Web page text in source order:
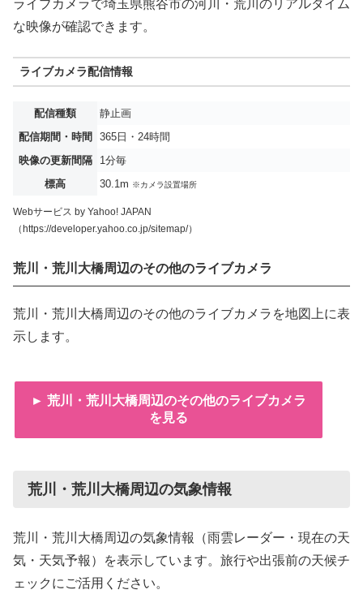
ライブカメラで埼玉県熊谷市の河川・荒川のリアルタイム
な映像が確認できます。
ライブカメラ配信情報
配信種類
静止画
配信期間・時間
365日・24時間
映像の更新間隔
1分毎
標高
30.1m ※カメラ設置場所
Webサービス by Yahoo! JAPAN
（https://developer.yahoo.co.jp/sitemap/）
荒川・荒川大橋周辺のその他のライブカメラ
荒川・荒川大橋周辺のその他のライブカメラを地図上に表
示します。
► 荒川・荒川大橋周辺のその他のライブカメラ
を見る
荒川・荒川大橋周辺の気象情報
荒川・荒川大橋周辺の気象情報（雨雲レーダー・現在の天
気・天気予報）を表示しています。旅行や出張前の天候チ
ェックにご活用ください。